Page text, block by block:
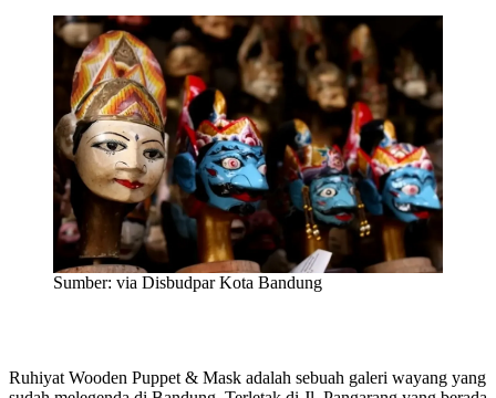
Sumber: via Disbudpar Kota Bandung
Ruhiyat Wooden Puppet & Mask adalah sebuah galeri wayang yang